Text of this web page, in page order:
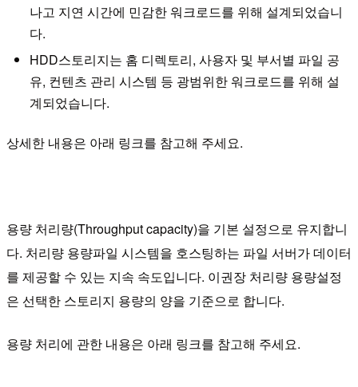
나고 지연 시간에 민감한 워크로드를 위해 설계되었습니
다.
HDD스토리지는 홈 디렉토리, 사용자 및 부서별 파일 공
유, 컨텐츠 관리 시스템 등 광범위한 워크로드를 위해 설
계되었습니다.
상세한 내용은 아래 링크를 참고해 주세요.
용량 처리량(Throughput capacity)을 기본 설정으로 유지합니
다. 처리량 용량파일 시스템을 호스팅하는 파일 서버가 데이터
를 제공할 수 있는 지속 속도입니다. 이권장 처리량 용량설정
은 선택한 스토리지 용량의 양을 기준으로 합니다.
용량 처리에 관한 내용은 아래 링크를 참고해 주세요.